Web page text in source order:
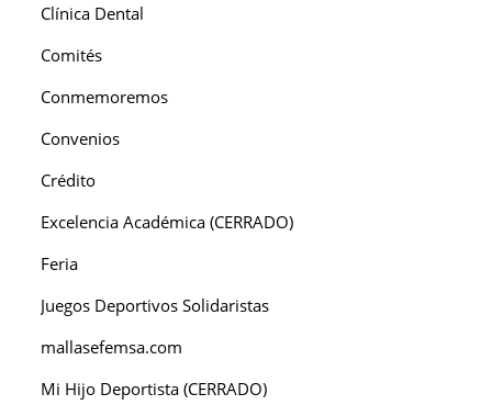
Clínica Dental
Comités
Conmemoremos
Convenios
Crédito
Excelencia Académica (CERRADO)
Feria
Juegos Deportivos Solidaristas
mallasefemsa.com
Mi Hijo Deportista (CERRADO)